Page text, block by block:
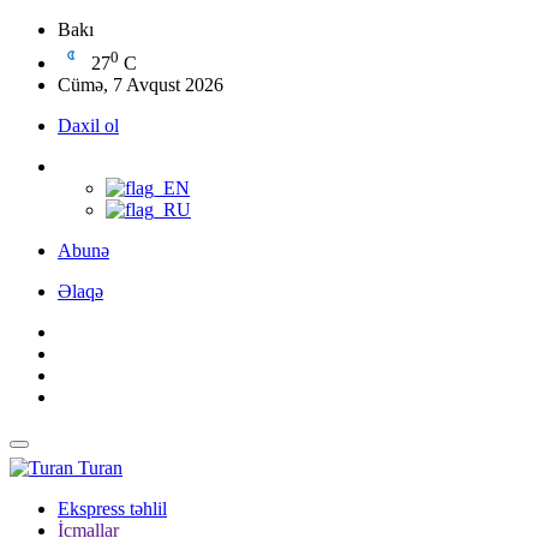
Bakı
270 C
Cümə, 7 Avqust 2026
Daxil ol
Abunə
Əlaqə
Turan
Ekspress təhlil
İcmallar